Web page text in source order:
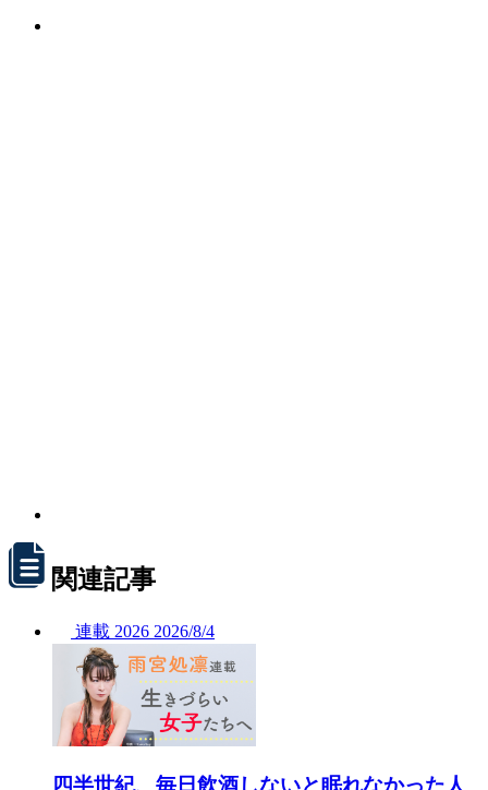
関連記事
連載 2026 2026/8/4
四半世紀、毎日飲酒しないと眠れなかった人